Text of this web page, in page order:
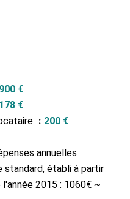
900 €
€
200 €
annuelles
standard, établi à partir
2015 : 1060€ ~